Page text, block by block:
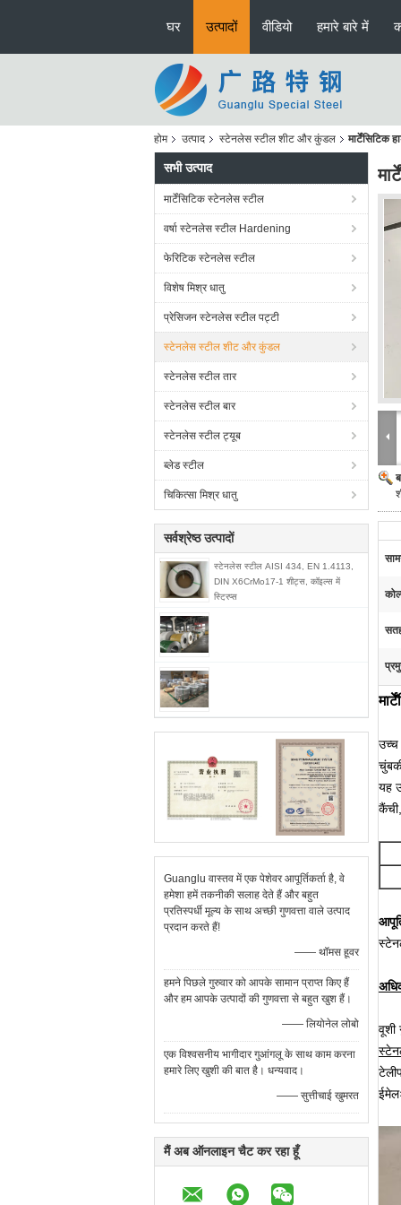
घर उत्पादों वीडियो हमारे बारे में
होम उत्पाद स्टेनलेस स्टील शीट और कुंडल
सभी उत्पाद
मार्टेंसिटिक स्टेनलेस स्टील
वर्षा स्टेनलेस स्टील Hardening
फेरिटिक स्टेनलेस स्टील
विशेष मिश्र धातु
प्रेसिजन स्टेनलेस स्टील पट्टी
स्टेनलेस स्टील शीट और कुंडल
स्टेनलेस स्टील तार
स्टेनलेस स्टील बार
स्टेनलेस स्टील ट्यूब
ब्लेड स्टील
चिकित्सा मिश्र धातु
सर्वश्रेष्ठ उत्पादों
स्टेनलेस स्टील AISI 434, EN 1.4113,
DIN X6CrMo17-1 शीट्स, कॉइल्स में
स्ट्रिप्स
Guanglu वास्तव में एक पेशेवर आपूर्तिकर्ता है, वे
हमेशा हमें तकनीकी सलाह देते हैं और बहुत
प्रतिस्पर्धी मूल्य के साथ अच्छी गुणवत्ता वाले उत्पाद
प्रदान करते हैं!
—— थॉमस हूवर
हमने पिछले गुरुवार को आपके सामान प्राप्त किए हैं
और हम आपके उत्पादों की गुणवत्ता से बहुत खुश हैं।
—— लियोनेल लोबो
एक विश्वसनीय भागीदार गुआंगलू के साथ काम करना
हमारे लिए खुशी की बात है। धन्यवाद।
—— सुत्तीचाई खुमरत
मैं अब ऑनलाइन चैट कर रहा हूँ
उच्च
यह
वूशी